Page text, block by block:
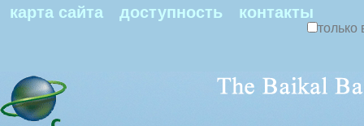
карта сайта доступность контакты
только